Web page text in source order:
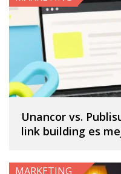
Unancor vs.
link building es
MARKETING